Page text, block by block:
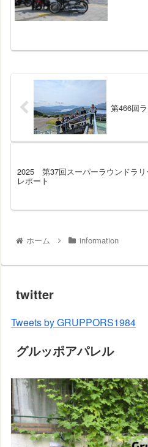
第466回
2025 第37回スーパーラウンドラ
レポート
ホーム information
twitter
Tweets by GRUPPORS1984
グルッポアパレル